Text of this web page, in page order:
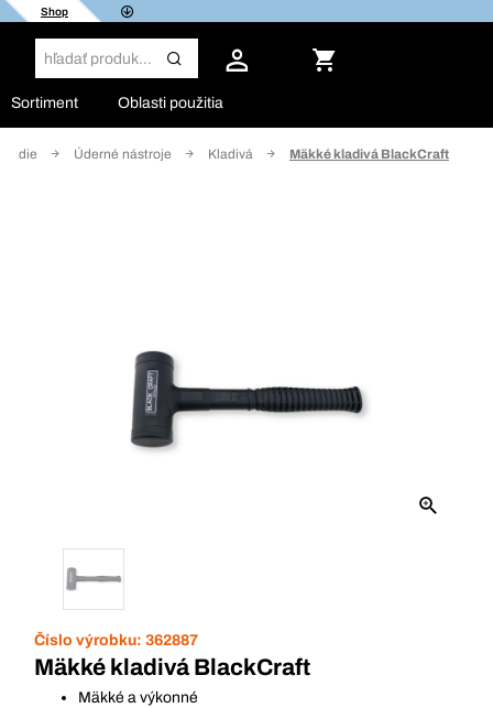
Shop
Sortiment Oblasti použitia
Úderné nástroje Kladivá Mäkké kladivá BlackCraft
Číslo výrobku: 362887
Mäkké kladivá BlackCraft
Mäkké a výkonné